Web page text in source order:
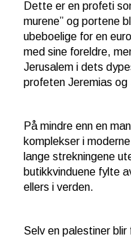
Dette er en profeti
murene” og portene
ubeboelige for en
med sine foreldre,
Jerusalem i dets
profeten Jeremias og
På mindre enn en
komplekser i
lange strekningene
butikkvinduene fylte
ellers i verden.
Selv en palestiner